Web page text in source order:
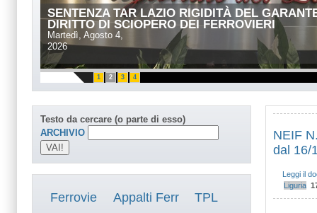
SENTENZA TAR LAZIO RIGIDITÀ DEL
DIRITTO DI SCIOPERO DEI FERROVIERI
Martedì, Agosto 4,
2026
1 2 3 4
Testo da cercare (o parte di esso)
ARCHIVIO
Ferrovie Appalti Ferr TPL
NEIF
dal 16/
Leggi il
Liguria